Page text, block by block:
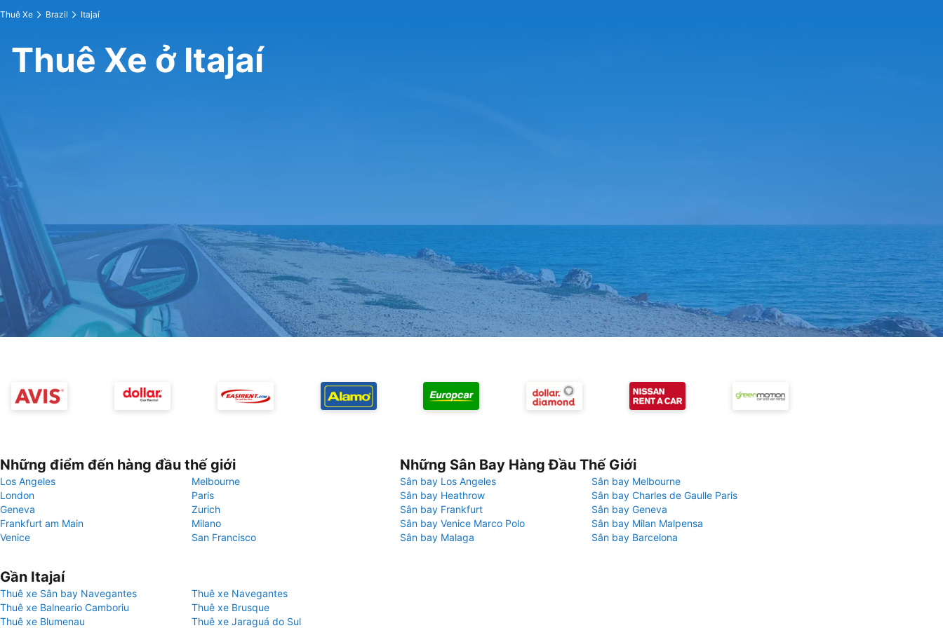
Thuê Xe Brazil Itajaí
Thuê Xe ở Itajaí
Những điểm đến hàng đầu thế giới
Los Angeles
Melbourne
London
Paris
Geneva
Zurich
Frankfurt am Main
Milano
Venice
San Francisco
Những Sân Bay Hàng Đầu Thế Giới
Sân bay Los Angeles
Sân bay Melbourne
Sân bay Heathrow
Sân bay Charles de Gaulle Paris
Sân bay Frankfurt
Sân bay Geneva
Sân bay Venice Marco Polo
Sân bay Milan Malpensa
Sân bay Malaga
Sân bay Barcelona
Gần Itajaí
Thuê xe Sân bay Navegantes
Thuê xe Navegantes
Thuê xe Balneario Camboriu
Thuê xe Brusque
Thuê xe Blumenau
Thuê xe Jaraguá do Sul